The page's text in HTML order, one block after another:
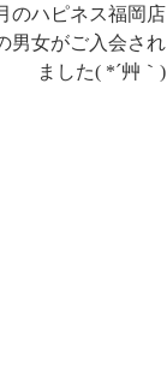
のハピネス福岡店
男女がご入会され
ました( *´艸｀)